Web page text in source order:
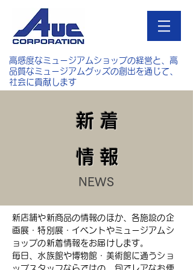
高感度なミュージアムショップの経営と、高
品質なミュージアムグッズの創出を通じて、
社会に貢献します
新 着
情 報
NEWS
新店舗や新商品の情報のほか、各施設の企
画展・特別展・イベントやミュージアムシ
ョップの新着情報をお届けします。
毎日、水族館や博物館・美術館に通うショ
ップスタッフならではの、旬でレアなお便